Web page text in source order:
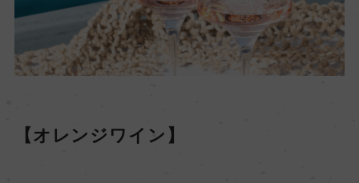
【オレンジワイン】